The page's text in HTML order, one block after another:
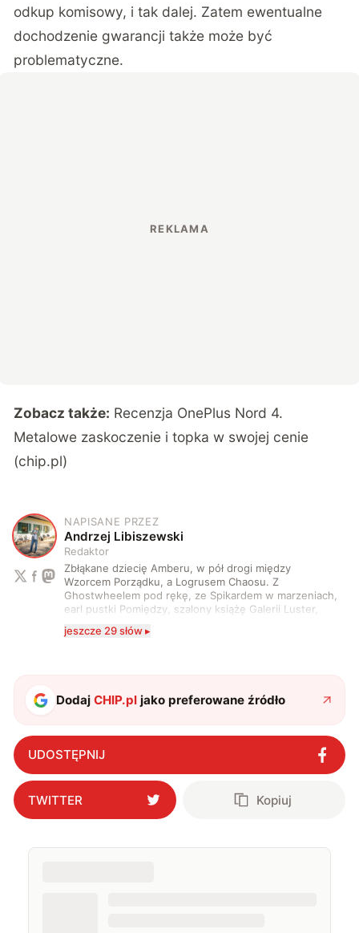
odkup komisowy, i tak dalej. Zatem ewentualne
dochodzenie gwarancji także może być
problematyczne.
Zobacz także: Recenzja OnePlus Nord 4.
Metalowe zaskoczenie i topka w swojej cenie
(chip.pl)
A
NAPISANE PRZEZ
Andrzej Libiszewski
Redaktor
Zbłąkane dziecię Amberu, w pół drogi między
Wzorcem Porządku, a Logrusem Chaosu. Z
Ghostwheelem pod rękę, ze Spikardem w marzeniach,
earl pustki Pomiędzy, szalony książę Galerii Luster,
serio? Pisaniem o szeroko pojętej technice o zajmuję
i gram w gry :)
jeszcze 29 słów ▸
DodajCHIP.pl jako preferowane źródło
UDOSTĘPNIJ
TWITTER Kopiuj